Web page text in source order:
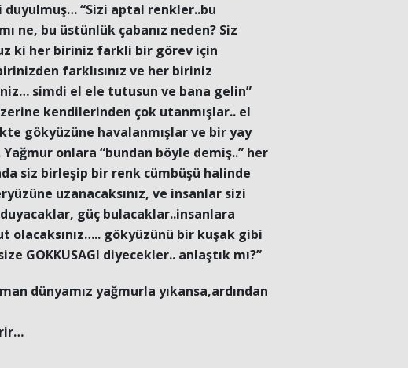
duyulmuş… “Sizi aptal renkler..bu
ne, bu üstünlük çabanız neden? Siz
ki her biriniz farkli bir görev için
farklısınız ve her biriniz
simdi el ele tutusun ve bana gelin”
kendilerinden çok utanmışlar.. el
gökyüzüne havalanmışlar ve bir yay
onlara “bundan böyle demiş..” her
siz birleşip bir renk cümbüşü halinde
uzanacaksınız, ve insanlar sizi
güç bulacaklar..insanlara
olacaksınız….. gökyüzünü bir kuşak gibi
GOKKUSAGI diyecekler.. anlaştık mı?”
dünyamız yağmurla yıkansa,ardından